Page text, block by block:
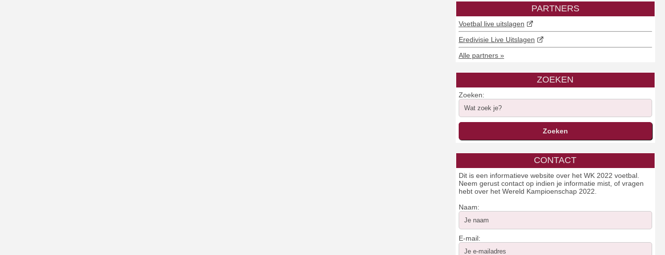
PARTNERS
Voetbal live uitslagen
Eredivisie Live Uitslagen
Alle partners »
ZOEKEN
Zoeken:
CONTACT
Dit is een informatieve website over het WK 2022 voetbal.
Neem gerust contact op indien je informatie mist, of vragen
hebt over het Wereld Kampioenschap 2022.
Naam:
E-mail: